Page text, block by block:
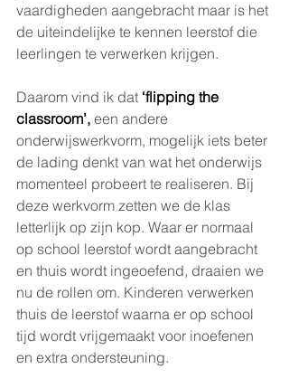
vaardigheden aangebracht maar is het
de uiteindelijke te kennen leerstof die
leerlingen te verwerken krijgen.
Daarom vind ik dat ‘flipping the
classroom’, een andere
onderwijswerkvorm, mogelijk iets beter
de lading denkt van wat het onderwijs
momenteel probeert te realiseren. Bij
deze werkvorm zetten we de klas
letterlijk op zijn kop. Waar er normaal
op school leerstof wordt aangebracht
en thuis wordt ingeoefend, draaien we
nu de rollen om. Kinderen verwerken
thuis de leerstof waarna er op school
tijd wordt vrijgemaakt voor inoefenen
en extra ondersteuning.